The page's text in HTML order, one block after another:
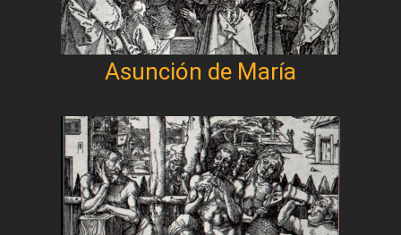
Asunción de María